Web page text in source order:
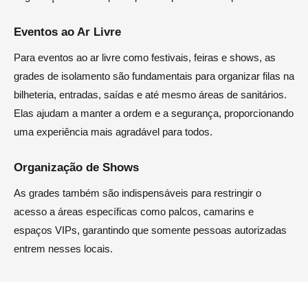
Eventos ao Ar Livre
Para eventos ao ar livre como festivais, feiras e shows, as
grades de isolamento são fundamentais para organizar filas na
bilheteria, entradas, saídas e até mesmo áreas de sanitários.
Elas ajudam a manter a ordem e a segurança, proporcionando
uma experiência mais agradável para todos.
Organização de Shows
As grades também são indispensáveis para restringir o
acesso a áreas específicas como palcos, camarins e
espaços VIPs, garantindo que somente pessoas autorizadas
entrem nesses locais.